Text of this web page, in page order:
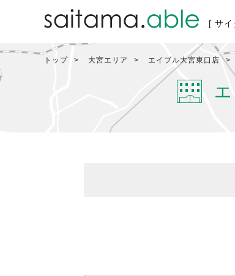
[ サイ
トップ 大宮エリア エイブル大宮東口店